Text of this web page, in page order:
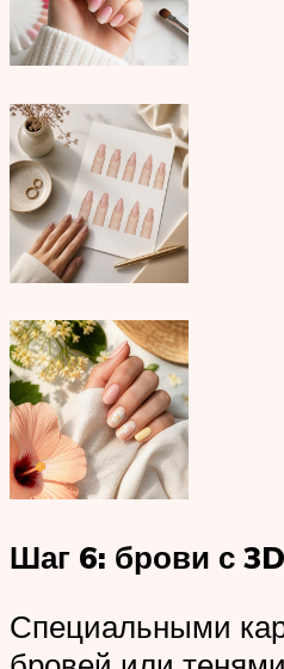
Шаг 6: брови с
Специальными